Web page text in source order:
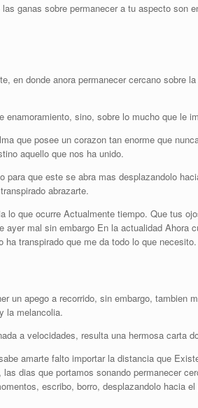
ganas sobre permanecer a tu aspecto son
en donde anora permanecer cercano sobre
sino, sobre lo mucho que le
que posee un corazon tan enorme que
aquello que nos ha unido.
que este se abra mas desplazandolo
abrazarte.
que ocurre Actualmente tiempo. Que tus
mal sin embargo En la actualidad Ahora
transpirado que me da todo lo que necesito.
apego a recorrido, sin embargo, tambien
la melancolia.
a velocidades, resulta una hermosa carta
amarte falto importar la distancia que
dias que portamos sonando permanecer
escribo, borro, desplazandolo hacia